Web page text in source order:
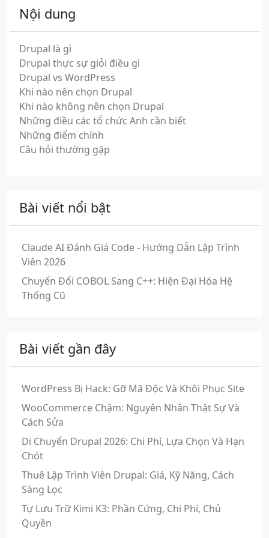
Nội dung
Drupal là gì
Drupal thực sự giỏi điều gì
Drupal vs WordPress
Khi nào nên chọn Drupal
Khi nào không nên chọn Drupal
Những điều các tổ chức Anh cần biết
Những điểm chính
Câu hỏi thường gặp
Bài viết nổi bật
Claude AI Đánh Giá Code - Hướng Dẫn Lập Trình
Viên 2026
Chuyển Đổi COBOL Sang C++: Hiện Đại Hóa Hệ
Thống Cũ
Bài viết gần đây
WordPress Bị Hack: Gỡ Mã Độc Và Khôi Phục Site
WooCommerce Chậm: Nguyên Nhân Thật Sự Và
Cách Sửa
Di Chuyển Drupal 2026: Chi Phí, Lựa Chọn Và Hạn
Chót
Thuê Lập Trình Viên Drupal: Giá, Kỹ Năng, Cách
Sàng Lọc
Tự Lưu Trữ Kimi K3: Phần Cứng, Chi Phí, Chủ
Quyền